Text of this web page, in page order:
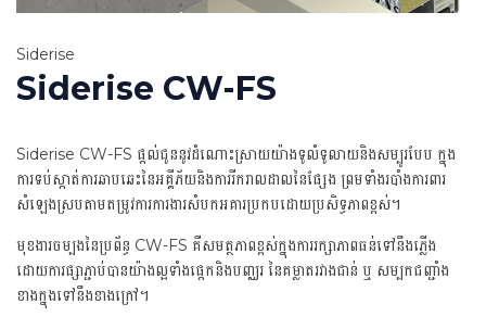
Siderise
Siderise CW-FS
Siderise CW-FS ផ្តល់ជូននូវដំណោះស្រាយយ៉ាងទូលំទូលាយនិងសម្បូរបែប ក្នុង
ការទប់ស្កាត់ការឆាបឆេះនៃអគ្គីភ័យនិងការរីករាលដាលនៃផ្សែង ព្រមទាំងរបាំងការពារ
សំឡេងស្របតាមតម្រូវការការងារសំបកអគារប្រកបដោយប្រសិទ្ធភាពខ្ពស់។
មុខងារចម្បងនៃប្រព័ន្ធ CW-FS គឺសមត្ថភាពខ្ពស់ក្នុងការរក្សាភាពធន់ទៅនឹងភ្លើង
ដោយការផ្សាភ្ជាប់បានយ៉ាងល្អទាំងផ្ដេកនិងបញ្ឈរ នៃគម្លាតរវាងជាន់ ឬ សម្បកជញ្ជាំង
ខាងក្នុងទៅនឹងខាងក្រៅ។